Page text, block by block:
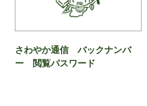
さわやか通信 バックナンバ
ー 閲覧パスワード